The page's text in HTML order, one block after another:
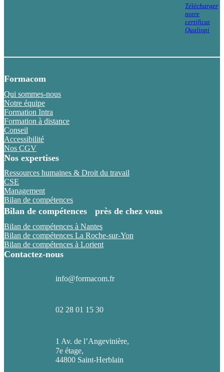
Télécharger
notre
certificat
Qualiopi
Formacom
Qui sommes-nous
Notre équipe
Formation Intra
Formation à distance
Conseil
Accessibilité
Nos CGV
Nos expertises
Ressources humaines & Droit du travail
CSE
Management
Bilan de compétences
Bilan de compétences près de chez vous
Bilan de compétences à Nantes
Bilan de compétences La Roche-sur-Yon
Bilan de compétences à Lorient
Contactez-nous
info@formacom.fr
02 28 01 15 30
1 Av. de l’Angevinière,
7e étage,
44800 Saint-Herblain